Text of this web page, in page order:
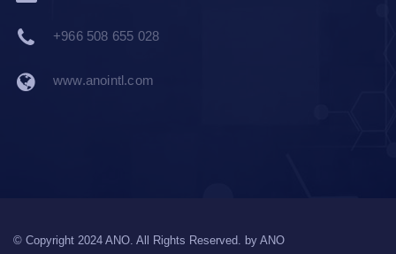
+966 508 655 028
www.anointl.com
© Copyright 2024 ANO. All Rights Reserved. by ANO